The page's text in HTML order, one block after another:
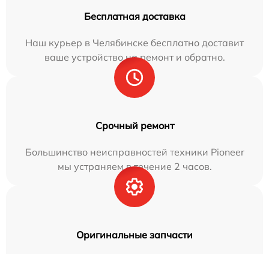
Бесплатная доставка
Наш курьер в Челябинске бесплатно доставит
ваше устройство на ремонт и обратно.
Срочный ремонт
Большинство неисправностей техники Pioneer
мы устраняем в течение 2 часов.
Оригинальные запчасти